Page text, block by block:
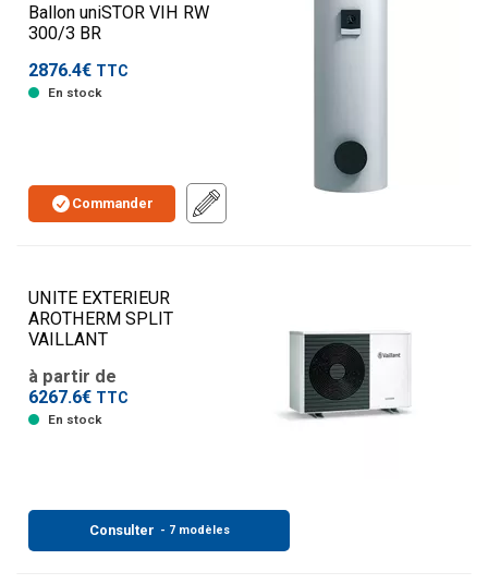
Ballon uniSTOR VIH RW
300/3 BR
2876.4€ TTC
En stock
Commander
UNITE EXTERIEUR
AROTHERM SPLIT
VAILLANT
à partir de
6267.6€ TTC
En stock
Consulter - 7 modèles